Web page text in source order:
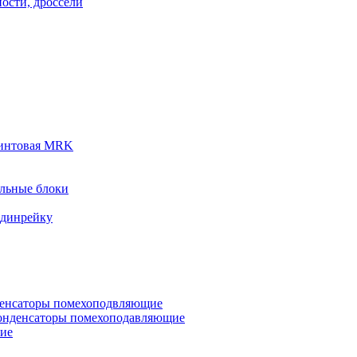
MRK
блоки
помехоподвляющие
помехоподавляющие